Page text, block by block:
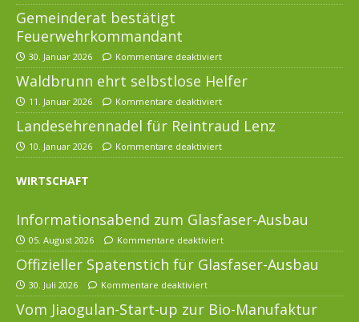
Gemeinderat bestätigt
Feuerwehrkommandant
30. Januar 2026 Kommentare deaktiviert
Waldbrunn ehrt selbstlose Helfer
11. Januar 2026 Kommentare deaktiviert
Landesehrennadel für Reintraud Lenz
10. Januar 2026 Kommentare deaktiviert
WIRTSCHAFT
Informationsabend zum Glasfaser-Ausbau
05. August 2026 Kommentare deaktiviert
Offizieller Spatenstich für Glasfaser-Ausbau
30. Juli 2026 Kommentare deaktiviert
Vom Jiaogulan-Start-up zur Bio-Manufaktur